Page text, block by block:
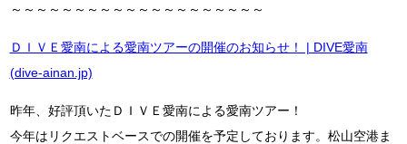
～～～～～～～～～～～～～～～～～～～～
ＤＩＶＥ愛南による愛南ツアーの開催のお知らせ！ | DIVE愛南
(dive-ainan.jp)
昨年、好評頂いたＤＩＶＥ愛南による愛南ツアー！
今年はリクエストベースでの開催を予定しております。松山空港ま